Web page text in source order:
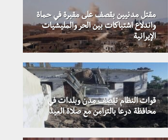
مقتل مدنيين بقصف على مقبرة في حماة
واندلاع اشتباكات بين الحر والمليشيات
الإيرانية
قوات النظام تقصف مدن وبلدات في
محافظة درعا بالتزامن مع صلاة العيد